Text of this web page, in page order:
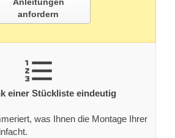
Anleitungen
anfordern
einer Stückliste eindeutig
was Ihnen die Montage Ihrer